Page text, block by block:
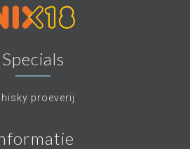
Specials
proeverij